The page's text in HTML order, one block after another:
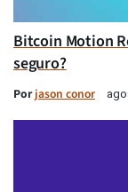
Bitcoin Motion
seguro?
Porjason conor